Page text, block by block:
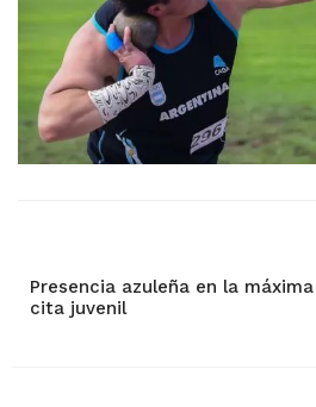
Presencia azuleña en la máxima
cita juvenil